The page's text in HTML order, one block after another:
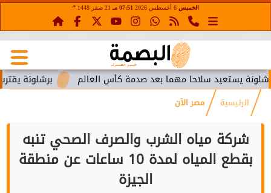
الخميس 07:51 مـ 21 صفر 1448 هـ
برشلونة يقترب من سلاحا مهما بعد صدمة كأس العالم
الرئيسية مصر الآن
شركة مياه الشرب والصرف الصحي تنبه
بقطع المياه لمدة 10 ساعات عن منطقة
الجيزة